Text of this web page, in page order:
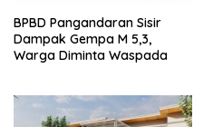
BPBD Pangandaran Sisir
Dampak Gempa M 5,3,
Warga Diminta Waspada